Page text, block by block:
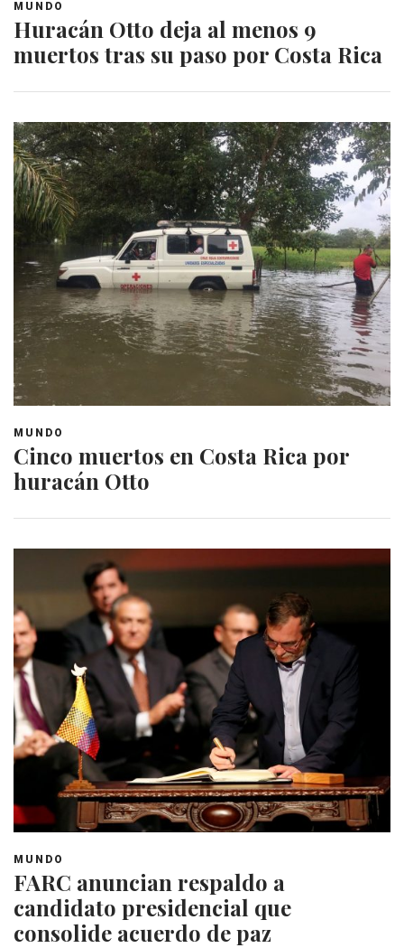
MUNDO
Huracán Otto deja al menos 9
muertos tras su paso por Costa Rica
MUNDO
Cinco muertos en Costa Rica por
huracán Otto
MUNDO
FARC anuncian respaldo a
candidato presidencial que
consolide acuerdo de paz